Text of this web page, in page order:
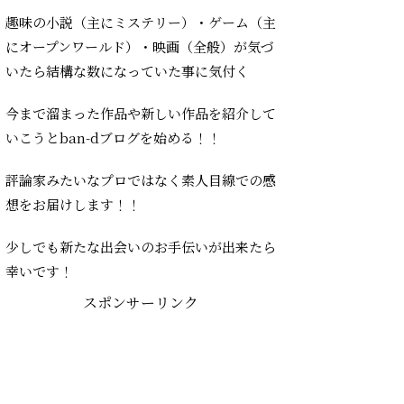
趣味の小説（主にミステリー）・ゲーム（主
にオープンワールド）・映画（全般）が気づ
いたら結構な数になっていた事に気付く
今まで溜まった作品や新しい作品を紹介して
いこうとban-dブログを始める！！
評論家みたいなプロではなく素人目線での感
想をお届けします！！
少しでも新たな出会いのお手伝いが出来たら
幸いです！
スポンサーリンク